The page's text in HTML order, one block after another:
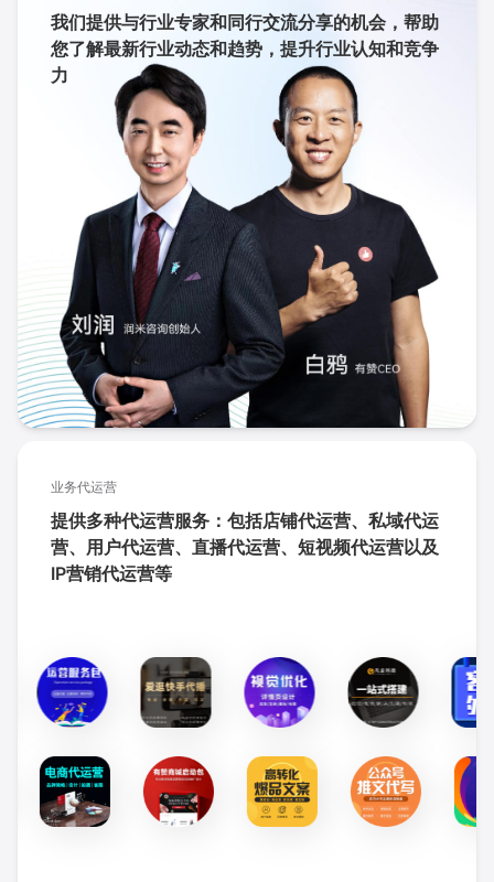
我们提供与行业专家和同行交流分享的机会，帮助
您了解最新行业动态和趋势，提升行业认知和竞争
力
业务代运营
提供多种代运营服务：包括店铺代运营、私域代运
营、用户代运营、直播代运营、短视频代运营以及
IP营销代运营等